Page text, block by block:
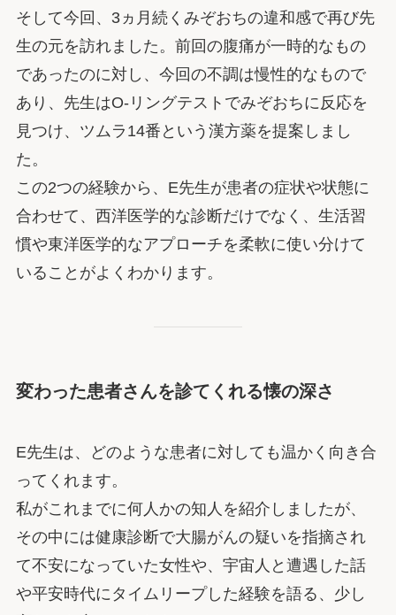
そして今回、3ヵ月続くみぞおちの違和感で再び先
生の元を訪れました。前回の腹痛が一時的なもの
であったのに対し、今回の不調は慢性的なもので
あり、先生はO-リングテストでみぞおちに反応を
見つけ、ツムラ14番という漢方薬を提案しまし
た。
この2つの経験から、E先生が患者の症状や状態に
合わせて、西洋医学的な診断だけでなく、生活習
慣や東洋医学的なアプローチを柔軟に使い分けて
いることがよくわかります。
変わった患者さんを診てくれる懐の深さ
E先生は、どのような患者に対しても温かく向き合
ってくれます。
私がこれまでに何人かの知人を紹介しましたが、
その中には健康診断で大腸がんの疑いを指摘され
て不安になっていた女性や、宇宙人と遭遇した話
や平安時代にタイムリープした経験を語る、少し